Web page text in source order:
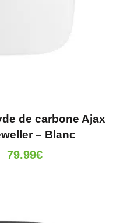
de carbone Ajax
– Blanc
79.99€